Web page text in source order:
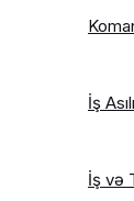
İş
İş və